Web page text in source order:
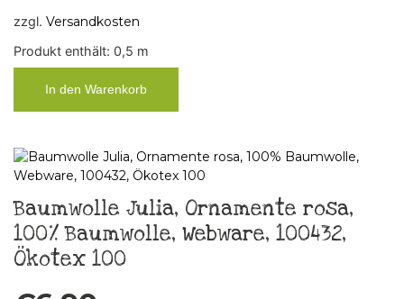
zzgl. Versandkosten
Produkt enthält: 0,5 m
In den Warenkorb
Baumwolle Julia, Ornamente rosa,
100% Baumwolle, Webware, 100432,
Ökotex 100